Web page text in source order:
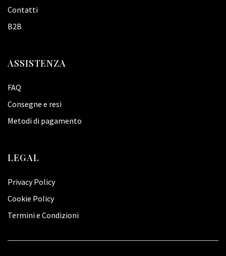
Contatti
B2B
ASSISTENZA
FAQ
Consegne e resi
Metodi di pagamento
LEGAL
Privacy Policy
Cookie Policy
Termini e Condizioni